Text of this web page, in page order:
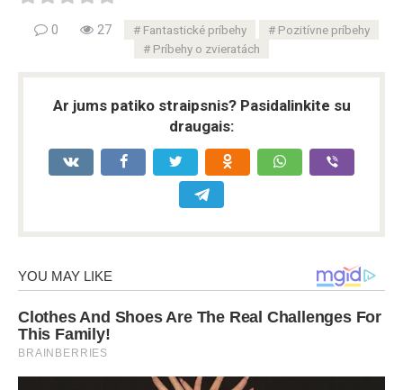
0 27 Fantastické príbehy
Pozitívne príbehy
Príbehy o zvieratách
Ar jums patiko straipsnis? Pasidalinkite su
draugais: